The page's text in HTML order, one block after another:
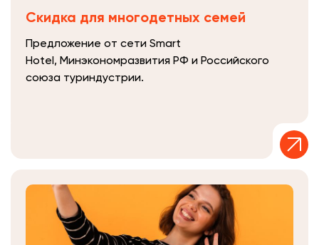
Скидка для многодетных семей
Предложение от сети Smart
Hotel, Минэкономразвития РФ и Российского
союза туриндустрии.